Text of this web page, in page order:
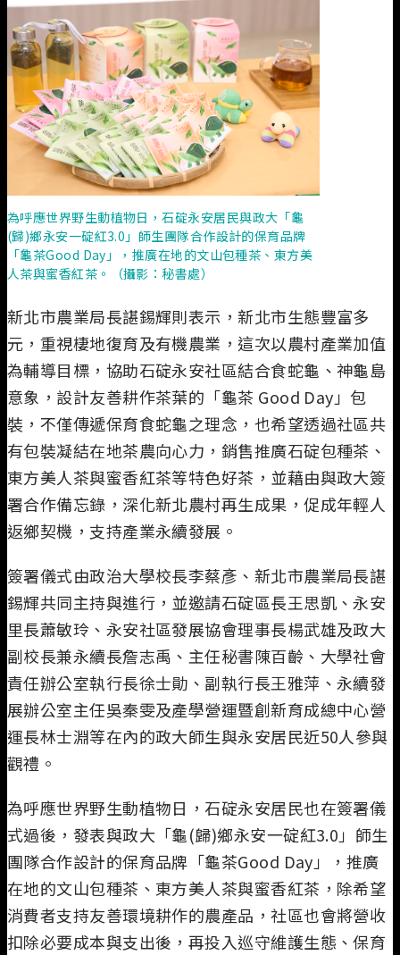
為呼應世界野生動植物日，石碇永安居民與政大「龜
(歸)鄉永安一碇紅3.0」師生團隊合作設計的保育品牌
「龜茶Good Day」，推廣在地的文山包種茶、東方美
人茶與蜜香紅茶。（攝影：秘書處）
新北市農業局長諶錫輝則表示，新北市生態豐富多
元，重視棲地復育及有機農業，這次以農村產業加值
為輔導目標，協助石碇永安社區結合食蛇龜、神龜島
意象，設計友善耕作茶葉的「龜茶 Good Day」包
裝，不僅傳遞保育食蛇龜之理念，也希望透過社區共
有包裝凝結在地茶農向心力，銷售推廣石碇包種茶、
東方美人茶與蜜香紅茶等特色好茶，並藉由與政大簽
署合作備忘錄，深化新北農村再生成果，促成年輕人
返鄉契機，支持產業永續發展。
簽署儀式由政治大學校長李蔡彥、新北市農業局長諶
錫輝共同主持與進行，並邀請石碇區長王思凱、永安
里長蕭敏玲、永安社區發展協會理事長楊武雄及政大
副校長兼永續長詹志禹、主任秘書陳百齡、大學社會
責任辦公室執行長徐士勛、副執行長王雅萍、永續發
展辦公室主任吳秦雯及產學營運暨創新育成總中心營
運長林士淵等在內的政大師生與永安居民近50人參與
觀禮。
為呼應世界野生動植物日，石碇永安居民也在簽署儀
式過後，發表與政大「龜(歸)鄉永安一碇紅3.0」師生
團隊合作設計的保育品牌「龜茶Good Day」，推廣
在地的文山包種茶、東方美人茶與蜜香紅茶，除希望
消費者支持友善環境耕作的農產品，社區也會將營收
扣除必要成本與支出後，再投入巡守維護生態、保育